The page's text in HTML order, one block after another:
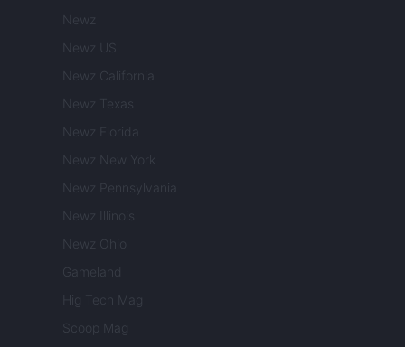
Newz
Newz US
Newz California
Newz Texas
Newz Florida
Newz New York
Newz Pennsylvania
Newz Illinois
Newz Ohio
Gameland
Hig Tech Mag
Scoop Mag